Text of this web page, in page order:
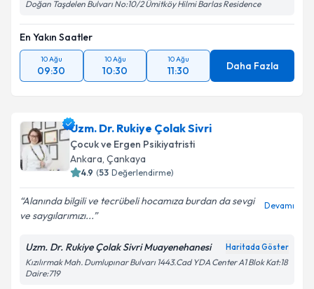
Doğan Taşdelen Bulvarı No:10/2 Ümitköy Hilmi Barlas Residence
En Yakın Saatler
10 Ağu
09:30
10 Ağu
10:30
10 Ağu
11:30 Daha Fazla
Uzm. Dr. Rukiye Çolak Sivri
Çocuk ve Ergen Psikiyatristi
Ankara, Çankaya
4.9 (53 Değerlendirme)
Alanında bilgili ve tecrübeli hocamıza burdan da sevgi
ve saygılarımızı...
Devamı
Uzm. Dr. Rukiye Çolak Sivri Muayenehanesi Haritada Göster
Kızılırmak Mah. Dumlupınar Bulvarı 1443.Cad YDA Center A1 Blok Kat:18
Daire:719